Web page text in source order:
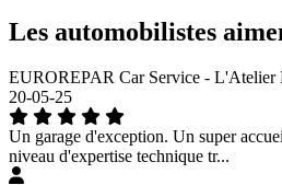
Les automobilistes
EUROREPAR Car Service - L'Atelier
20-05-25
Un garage d'exception. Un super
niveau d'expertise technique tr...